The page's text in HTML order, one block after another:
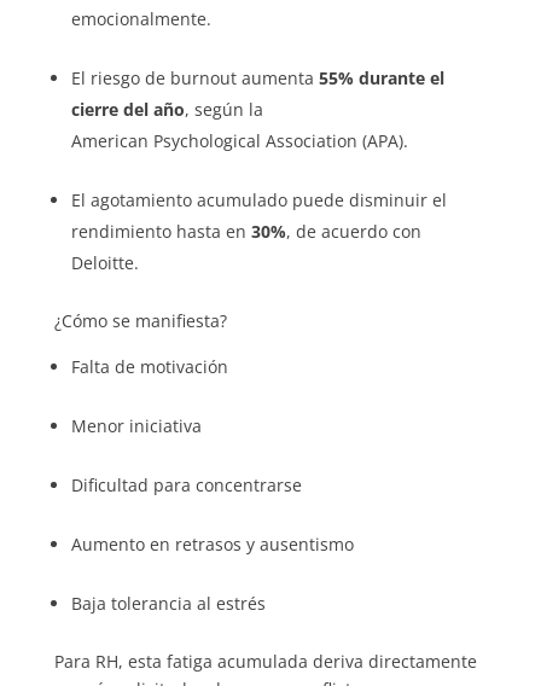
emocionalmente.
El riesgo de burnout aumenta 55% durante el
cierre del año, según la
American Psychological Association (APA).
El agotamiento acumulado puede disminuir el
rendimiento hasta en 30%, de acuerdo con
Deloitte.
¿Cómo se manifiesta?
Falta de motivación
Menor iniciativa
Dificultad para concentrarse
Aumento en retrasos y ausentismo
Baja tolerancia al estrés
Para RH, esta fatiga acumulada deriva directamente